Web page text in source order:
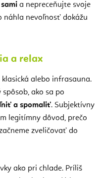
a nepreceňujte svoje
náhla nevoľnosť dokážu
a relax
alebo infrasauna.
ako sa po
a spomaliť. Subjektívny
legitímny dôvod, prečo
zveličovať do
ako pri chlade. Príliš